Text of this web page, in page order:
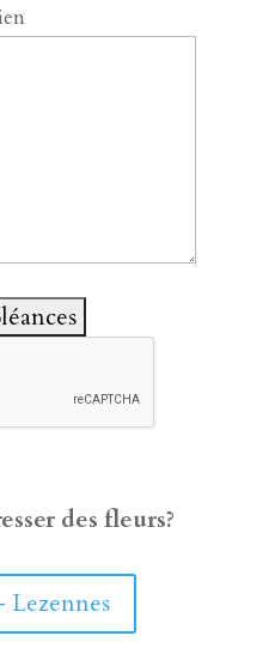
des fleurs?